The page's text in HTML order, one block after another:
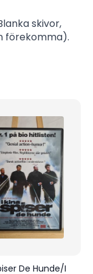
skivor,
förekomma).
De Hunde/I